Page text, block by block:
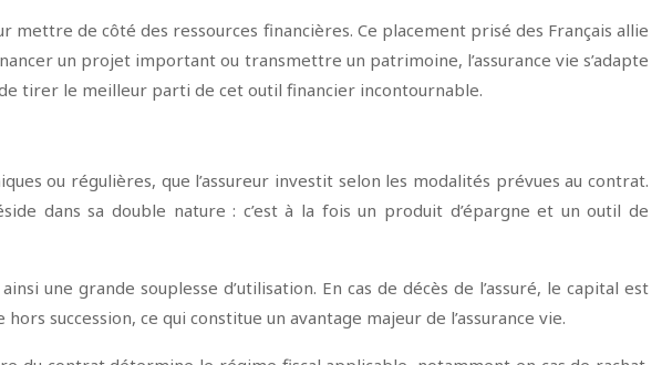
mettre de côté des ressources financières. Ce placement prisé des Français allie
un projet important ou transmettre un patrimoine, l’assurance vie s’adapte
tirer le meilleur parti de cet outil financier incontournable.
ou régulières, que l’assureur investit selon les modalités prévues au contrat.
dans sa double nature : c’est à la fois un produit d’épargne et un outil de
une grande souplesse d’utilisation. En cas de décès de l’assuré, le capital est
succession, ce qui constitue un avantage majeur de l’assurance vie.